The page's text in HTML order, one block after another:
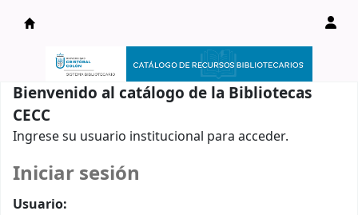
Catálogo en línea
Bienvenido al catálogo de la Bibliotecas
CECC
Ingrese su usuario institucional para acceder.
Iniciar sesión
Usuario: